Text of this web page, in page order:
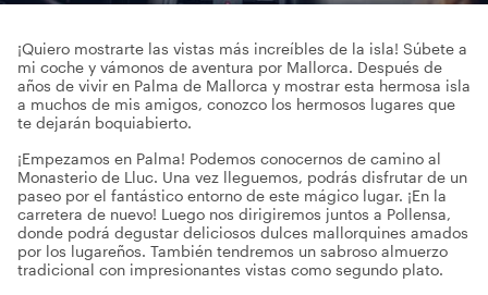
¡Quiero mostrarte las vistas más increíbles de la isla! Súbete a
mi coche y vámonos de aventura por Mallorca. Después de
años de vivir en Palma de Mallorca y mostrar esta hermosa isla
a muchos de mis amigos, conozco los hermosos lugares que
te dejarán boquiabierto.
¡Empezamos en Palma! Podemos conocernos de camino al
Monasterio de Lluc. Una vez lleguemos, podrás disfrutar de un
paseo por el fantástico entorno de este mágico lugar. ¡En la
carretera de nuevo! Luego nos dirigiremos juntos a Pollensa,
donde podrá degustar deliciosos dulces mallorquines amados
por los lugareños. También tendremos un sabroso almuerzo
tradicional con impresionantes vistas como segundo plato.